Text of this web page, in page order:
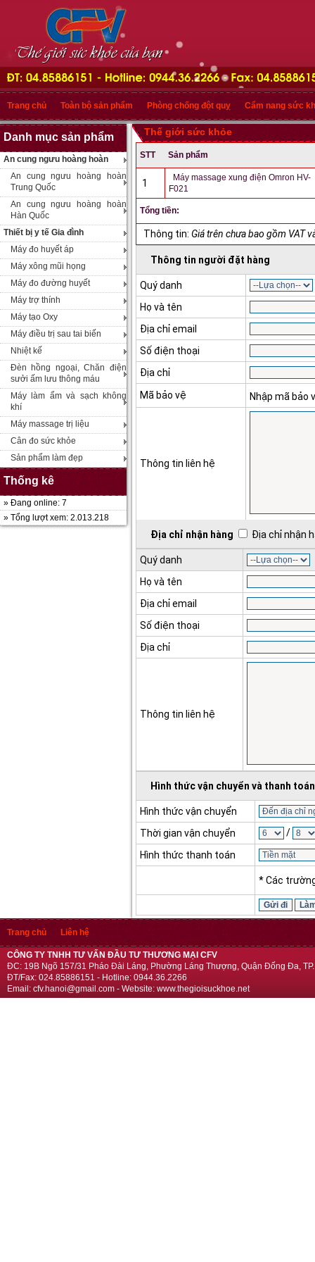
Trang chủ Toàn bộ sản phẩm Phòng chống đột quỵ Cẩm nang sức
Danh mục sản phẩm
An cung ngưu hoàng hoàn
An cung ngưu hoàng hoàn
Trung Quốc
An cung ngưu hoàng hoàn
Hàn Quốc
Thiết bị y tế Gia đình
Máy đo huyết áp
Máy xông mũi họng
Máy đo đường huyết
Máy trợ thính
Máy tạo Oxy
Máy điều trị sau tai biến
Nhiệt kế
Đèn hồng ngoại, Chăn điện
sưởi ấm lưu thông máu
Máy làm ẩm và sạch không
khí
Máy massage trị liệu
Cân đo sức khỏe
Sản phẩm làm đẹp
Thống kê
» Đang online: 7
» Tổng lượt xem: 2.013.218
Thế giới sức khỏe
STT Sản phẩm
1
Máy massage xung điện Omron HV-
F021
Tổng tiền:
Thông tin: Giá trên chưa bao gồm VAT
Thông tin người đặt hàng
Quý danh
Họ và tên
Địa chỉ email
Số điện thoại
Địa chỉ
Mã bảo vệ
Nhập mã bảo
Thông tin liên hệ
Địa chỉ nhận hàng Địa chỉ nhận
Quý danh
Họ và tên
Địa chỉ email
Số điện thoại
Địa chỉ
Thông tin liên hệ
Hình thức vận chuyển và thanh toán
Hình thức vận chuyển
Thời gian vận chuyển
/
Hình thức thanh toán
* Các
Trang chủ Liên hệ
CÔNG TY TNHH TƯ VẤN ĐẦU TƯ THƯƠNG MẠI CFV
ĐC: 19B Ngõ 157/31 Pháo Đài Láng, Phường Láng Thượng, Quận Đống Đa,
ĐT/Fax: 024.85886151 - Hotline: 0944.36.2266
Email: cfv.hanoi@gmail.com - Website: www.thegioisuckhoe.net